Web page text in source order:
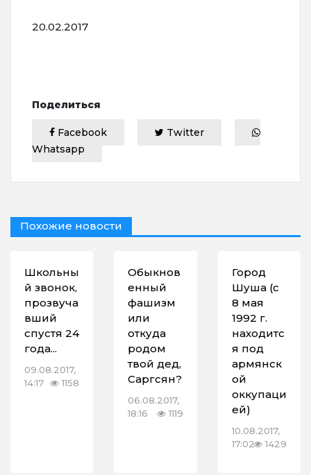
20.02.2017
Поделиться
Facebook
Twitter
Whatsapp
Похожие новости
Школьны
й звонок,
прозвуча
вший
спустя 24
года...
09.08.2017,
14:17
1158
Обыкнов
енный
фашизм
или
откуда
родом
твой дед,
Саргсян?
06.08.2017,
18:16
1119
Город
Шуша (с
8 мая
1992 г.
находитс
я под
армянск
ой
оккупаци
ей)
10.08.2017,
17:02
1429